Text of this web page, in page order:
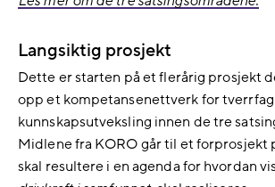
Langsiktig prosjekt
Dette er starten på et flerårig prosjekt
opp et kompetansenettverk for
kunnskapsutveksling innen de tre
Midlene fra KORO går til et forprosjekt
skal resultere i en agenda for hvordan